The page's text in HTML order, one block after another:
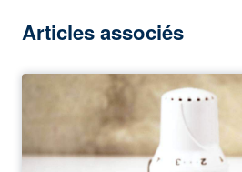
Articles associés